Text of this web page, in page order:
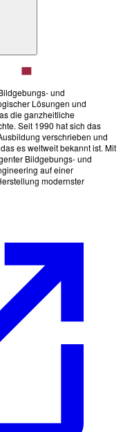
und
Lösungen und
die ganzheitliche
Seit 1990 hat sich das
verschrieben und
es weltweit bekannt ist. Mit
Bildgebungs- und
auf einer
modernster